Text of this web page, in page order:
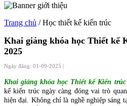
Trang chủ / Học thiết kế kiến trúc
Khai giảng khóa học Thiết kế
2025
Ngày đăng: 01-09-2025 |
Khai giảng khóa học Thiết kế Kiến
kế kiến trúc ngày càng đóng vai trò
hiện đại. Không chỉ là nghề nghiệp sáng